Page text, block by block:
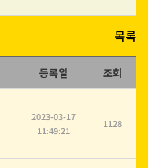
목록
등록일 조회
2023-03-17
11:49:21
1128